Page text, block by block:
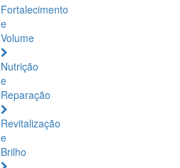
Fortalecimento
e
Volume
Nutrição
e
Reparação
Revitalização
e
Brilho